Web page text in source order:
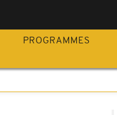
PROGRAMMES